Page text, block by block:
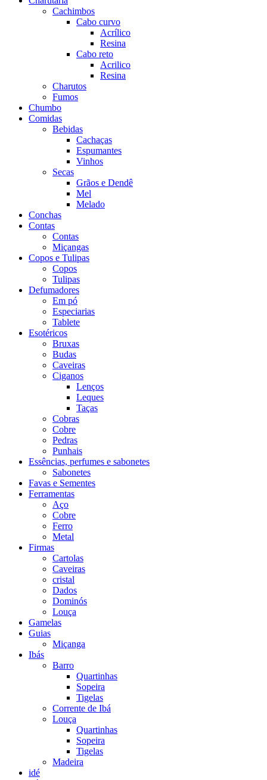
Cachimbos
Cabo curvo
Acrílico
Resina
Cabo reto
Acrilico
Resina
Charutos
Fumos
Chumbo
Comidas
Bebidas
Cachaças
Espumantes
Vinhos
Secas
Grãos e Dendê
Mel
Melado
Conchas
Contas
Contas
Miçangas
Copos e Tulipas
Copos
Tulipas
Defumadores
Em pó
Especiarias
Tablete
Esotéricos
Bruxas
Budas
Caveiras
Ciganos
Lenços
Leques
Taças
Cobras
Cobre
Pedras
Punhais
Essências, perfumes e sabonetes
Sabonetes
Favas e Sementes
Ferramentas
Aço
Cobre
Ferro
Metal
Firmas
Cartolas
Caveiras
cristal
Dados
Dominós
Louça
Gamelas
Guias
Miçanga
Ibás
Barro
Quartinhas
Sopeira
Tigelas
Corrente de Ibá
Louça
Quartinhas
Sopeira
Tigelas
Madeira
idé